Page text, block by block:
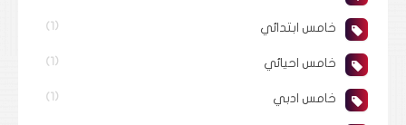
خامس ابتدائي (1)
خامس احيائي (1)
خامس ادبي (1)